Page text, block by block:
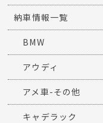
納車情報一覧
BMW
アウディ
アメ車-その他
キャデラック